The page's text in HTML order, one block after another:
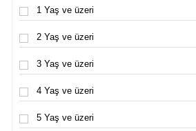
DEKORASYON
1 Yaş ve üzeri
2 Yaş ve üzeri
3 Yaş ve üzeri
4 Yaş ve üzeri
5 Yaş ve üzeri